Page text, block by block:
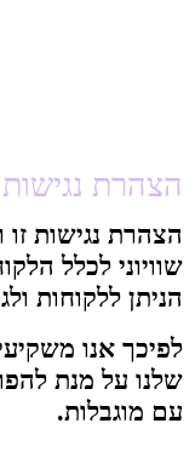
הצהרת נגישות
הצהרת נגישות
שוויוני לכלל
הניתן ללקוחות
לפיכך אנו
שלנו על מנת
עם מוגבלות.